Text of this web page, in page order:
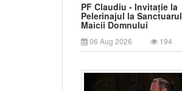
PF Claudiu - Invitație la
Pelerinajul la Sanctuarul
Maicii Domnului
06 Aug 2026 194